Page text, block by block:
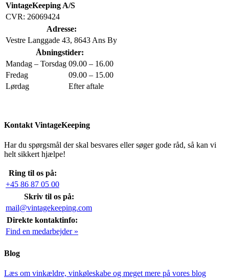
VintageKeeping A/S
CVR: 26069424
Adresse:
Vestre Langgade 43, 8643 Ans By
Åbningstider:
Mandag – Torsdag 09.00 – 16.00
Fredag
09.00 – 15.00
Lørdag
Efter aftale
Kontakt VintageKeeping
Har du spørgsmål der skal besvares eller søger gode råd, så kan vi
helt sikkert hjælpe!
Ring til os på:
+45 86 87 05 00
Skriv til os på:
mail@vintagekeeping.com
Direkte kontaktinfo:
Find en medarbejder »
Blog
Læs om vinkældre, vinkøleskabe og meget mere på vores blog